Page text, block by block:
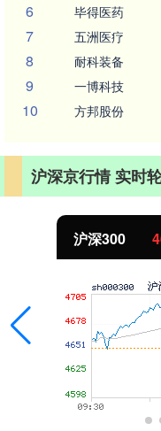
6 毕得医药
7 五洲医疗
8 耐科装备
9 一博科技
10 方邦股份
沪深京行情 实时
沪深300